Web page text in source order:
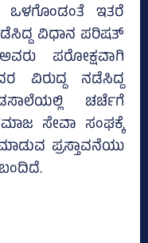
ಒಳಗೊಂಡಂತೆ ಇತರೆ
ವಿಧಾನ ಪರಿಷತ್‌
ಪರೋಕ್ಷವಾಗಿ
ವಿರುದ್ದ ನಡೆಸಿದ್ದ
ಚರ್ಚೆಗೆ
ಸೇವಾ ಸಂಘಕ್ಕೆ
ಪ್ರಸ್ತಾವನೆಯು
ಬಂದಿದೆ.